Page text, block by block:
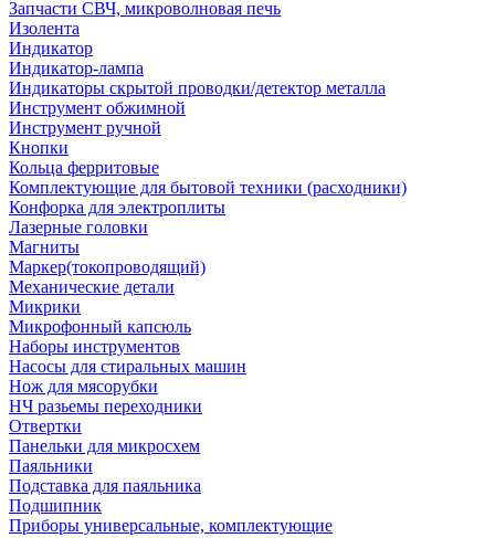
Запчасти СВЧ, микроволновая печь
Изолента
Индикатор
Индикатор-лампа
Индикаторы скрытой проводки/детектор металла
Инструмент обжимной
Инструмент ручной
Кнопки
Кольца ферритовые
Комплектующие для бытовой техники (расходники)
Конфорка для электроплиты
Лазерные головки
Магниты
Маркер(токопроводящий)
Механические детали
Микрики
Микрофонный капсюль
Наборы инструментов
Насосы для стиральных машин
Нож для мясорубки
НЧ разьемы переходники
Отвертки
Панельки для микросхем
Паяльники
Подставка для паяльника
Подшипник
Приборы универсальные, комплектующие